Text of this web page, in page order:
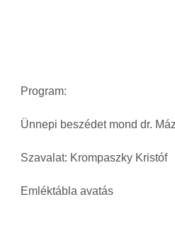
Program:
Ünnepi beszédet mond dr.
Szavalat: Krompaszky Kristóf
Emléktábla avatás